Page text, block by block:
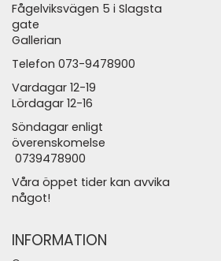
Fågelviksvägen 5 i Slagsta
gate
Gallerian
Telefon 073-9478900
Vardagar 12-19
Lördagar 12-16
Söndagar enligt
överenskomelse
0739478900
Våra öppet tider kan avvika
något!
INFORMATION